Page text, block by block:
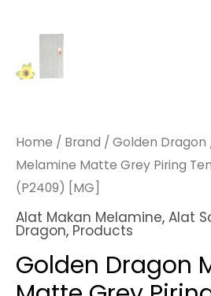
Home / Brand / Golden Dragon
Melamine Matte Grey Piring
(P2409) [MG]
Alat Makan Melamine, Alat
Dragon, Products
Golden Dragon